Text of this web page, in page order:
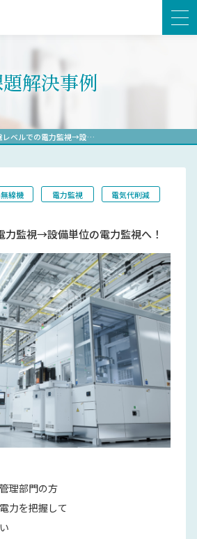
解決事例
レベルでの電力監視→設…
線機 電力監視 電気代削減
力監視→設備単位の電力監視へ！
理部門の方
力を把握して